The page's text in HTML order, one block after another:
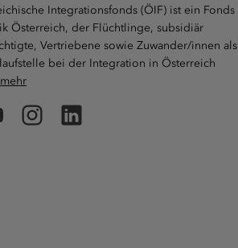
Integrationsfonds (ÖIF) ist ein Fonds
Österreich, der Flüchtlinge, subsidiär
Vertriebene sowie Zuwander/innen als
bei der Integration in Österreich
mehr
InstagramLinkedIn